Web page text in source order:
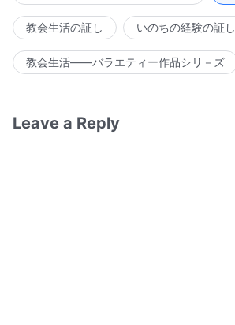
教会生活の証し いのちの経験の証し
教会生活――バラエティー作品シリ－ズ
Leave a Reply